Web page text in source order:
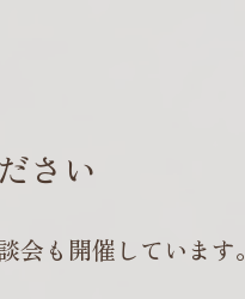
さい
会も開催しています。